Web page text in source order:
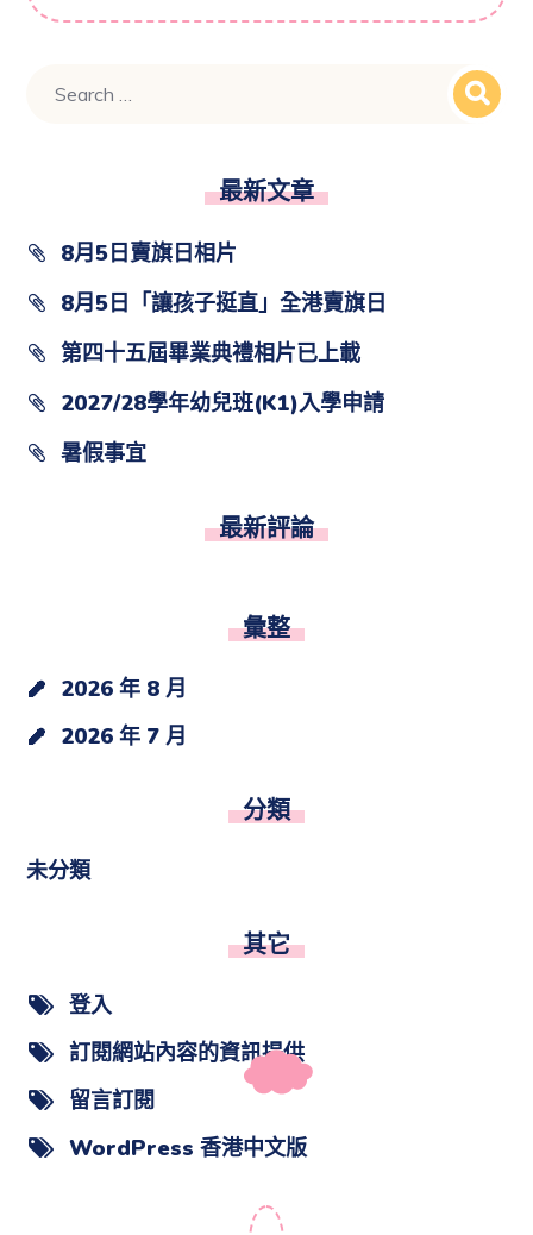
最新文章
8月5日賣旗日相片
8月5日「讓孩子挺直」全港賣旗日
第四十五屆畢業典禮相片已上載
2027/28學年幼兒班(K1)入學申請
暑假事宜
最新評論
彙整
2026 年 8 月
2026 年 7 月
分類
未分類
其它
登入
訂閱網站內容的資訊提供
留言訂閱
WordPress 香港中文版